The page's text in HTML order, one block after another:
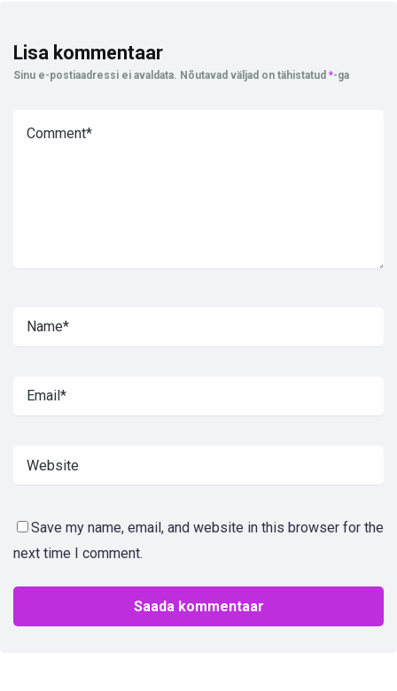
Lisa kommentaar
Sinu e-postiaadressi ei avaldata. Nõutavad väljad on tähistatud *-ga
Save my name, email, and website in this browser for the
next time I comment.